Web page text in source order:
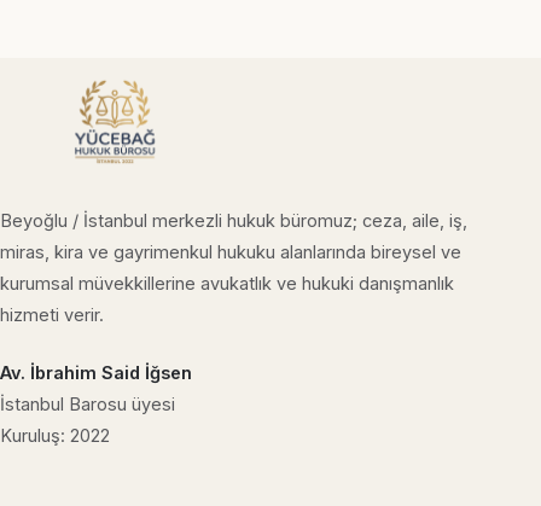
Beyoğlu / İstanbul merkezli hukuk büromuz; ceza, aile, iş,
miras, kira ve gayrimenkul hukuku alanlarında bireysel ve
kurumsal müvekkillerine avukatlık ve hukuki danışmanlık
hizmeti verir.
Av. İbrahim Said İğsen
İstanbul Barosu üyesi
Kuruluş: 2022